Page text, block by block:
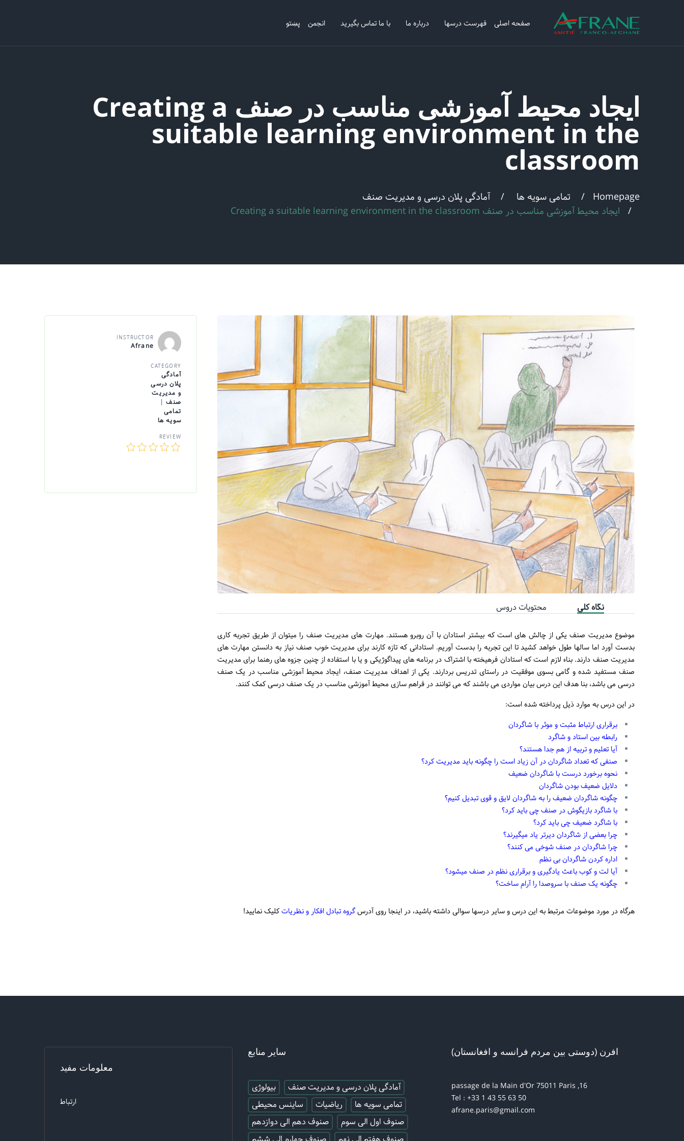
صفحه اصلی فهرست درسها درباره ما با ما تماس بگیرید انجمن پښتو
ایجاد محیط آموزشی مناسب در صنف Creating a
suitable learning environment in the
classroom
Homepage تمامی سویه ها
آمادگی پلان درسی و مدیریت صنف
ایجاد محیط آموزشی مناسب در صنف Creating a suitable learning environment in the classroom
نگاه کلی محتویات دروس
موضوع مدیریت صنف یکی از چالش های است که بیشتر استادان با آن روبرو هستند. مهارت های مدیریت صنف را میتوان از طریق تجربه کاری
بدست آورد اما سالها طول خواهد کشید تا این تجربه را بدست آوریم. استادانی که تازه کارند برای مدیریت خوب صنف نیاز به دانستن مهارت های
مدیریت صنف دارند. بناء لازم است که استادان فرهیخته با اشتراک در برنامه های پیداگوژیکی و یا با استفاده از چنین جزوه های رهنما برای مدیریت
صنف مستفید شده و گامی بسوی موفقیت در راستای تدریس بردارند. یکی از اهداف مدیریت صنف، ایجاد محیط آموزشی مناسب در یک صنف
درسی می باشد، بنا هدف این درس بیان مواردی می باشند که می توانند در فراهم سازی محیط آموزشی مناسب در یک صنف درسی کمک کنند.
در این درس به موارد ذیل پرداخته شده است:
برقراری ارتباط مثبت و موثر با شاگردان
رابطه بین استاد و شاگرد
آیا تعلیم و تربیه از هم جدا هستند؟
صنفی که تعداد شاگردان در آن زیاد است را چگونه باید مدیریت کرد؟
نحوه برخورد درست با شاگردان ضعیف
دلایل ضعیف بودن شاگردان
چگونه شاگردان ضعیف را به شاگردان لایق و قوی تبدیل کنیم؟
با شاگرد بازیگوش در صنف چی باید کرد؟
با شاگرد ضعیف چی باید کرد؟
چرا بعضی از شاگردان دیرتر یاد میگیرند؟
چرا شاگردان در صنف شوخی می کنند؟
اداره کردن شاگردان بی نظم
آیا لت و کوب باعث یادگیری و برقراری نظم در صنف میشود؟
چگونه یک صنف با سروصدا را آرام ساخت؟
هرگاه در مورد موضوعات مرتبط به این درس و سایر درسها سوالی داشته باشید، در اینجا روی آدرسگروه تبادل افکار و نظریاتکلیک نمایید!
INSTRUCTOR
Afrane
CATEGORY
آمادگی
پلان درسی
و مدیریت
صنف |
تمامی
سویه ها
REVIEW
افرن (دوستی بین مردم فرانسه و افغانستان)
16, passage de la Main d'Or 75011 Paris
Tel : +33 1 43 55 63 50
afrane.paris@gmail.com
سایر منابع
آمادگی پلان درسی و مدیریت صنف
بیولوژی
تمامی سویه ها
ریاضیات
ساینس محیطی
صنوف اول الی سوم
صنوف دهم الی دوازدهم
معلومات مفید
ارتباط